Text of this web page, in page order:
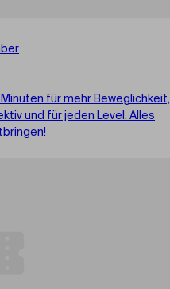
für mehr Beweglichkeit,
und für jeden Level. Alles